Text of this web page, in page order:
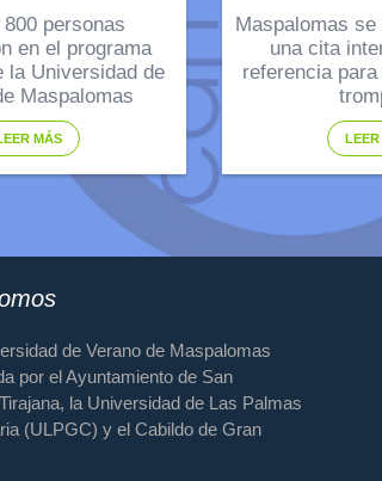
personas
en el programa
la Universidad de
Maspalomas
MÁS
Maspalomas
una cita
referencia
LEER
de Verano de Maspalomas
por el Ayuntamiento de San
la Universidad de Las Palmas
(ULPGC) y el Cabildo de Gran